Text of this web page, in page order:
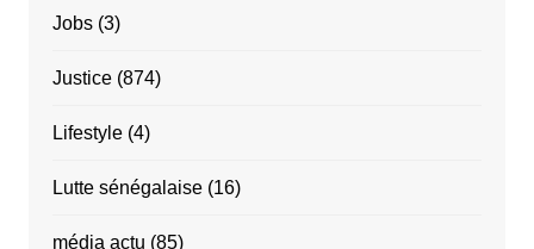
Jobs(3)
Justice(874)
Lifestyle(4)
Lutte sénégalaise(16)
média actu (85)